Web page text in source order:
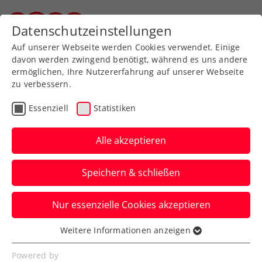
Aktuelle News
News filtern
Datenschutzeinstellungen
Auf unserer Webseite werden Cookies verwendet. Einige
davon werden zwingend benötigt, während es uns andere
ermöglichen, Ihre Nutzererfahrung auf unserer Webseite
zu verbessern.
Essenziell Statistiken
Alle akzeptieren
Speichern & schließen
Nur essenzielle Cookies akzeptieren
Essenziell
Essenzielle Cookies werden für grundlegende
Weitere Informationen anzeigen
Powered by